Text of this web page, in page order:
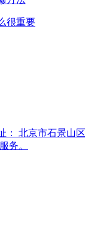
很重要
： 北京市石景山
务。